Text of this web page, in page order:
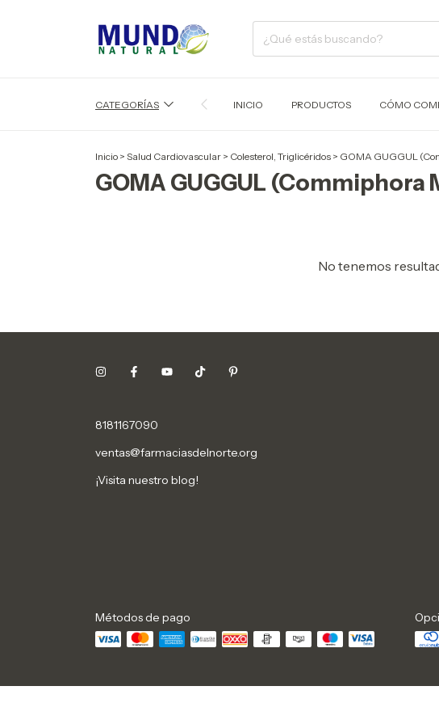
CATEGORÍAS INICIO PRODUCTOS CÓMO
Inicio > Salud Cardiovascular > Colesterol, Triglicéridos > GOMA GUGGUL
GOMA GUGGUL (Commiphora
No tenemos
8181167090
ventas@farmaciasdelnorte.org
¡Visita nuestro blog!
Métodos de pago